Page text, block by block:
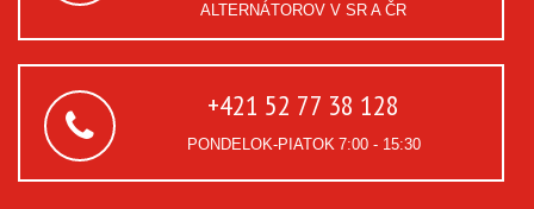
ALTERNÁTOROV V SR A ČR
+421 52 77 38 128
PONDELOK-PIATOK 7:00 - 15:30